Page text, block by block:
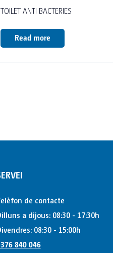
TOILET ANTI BACTERIES
Read more
de contacte
a dijous: 08:30 - 17:30h
08:30 - 15:00h
840 046